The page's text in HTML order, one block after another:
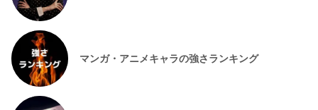
マンガ・アニメキャラの強さランキング